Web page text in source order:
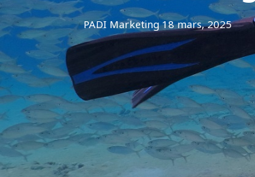
PADI Marketing 18 mars, 2025